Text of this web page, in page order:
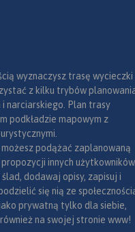
wyznaczysz trasę wycieczki
z kilku trybów
narciarskiego. Plan trasy
podkładzie mapowym z
podążać zaplanowaną
innych użytkowników.
dodawaj opisy, zapisuj i
się nią ze
prywatną tylko dla siebie,
na swojej stronie www!